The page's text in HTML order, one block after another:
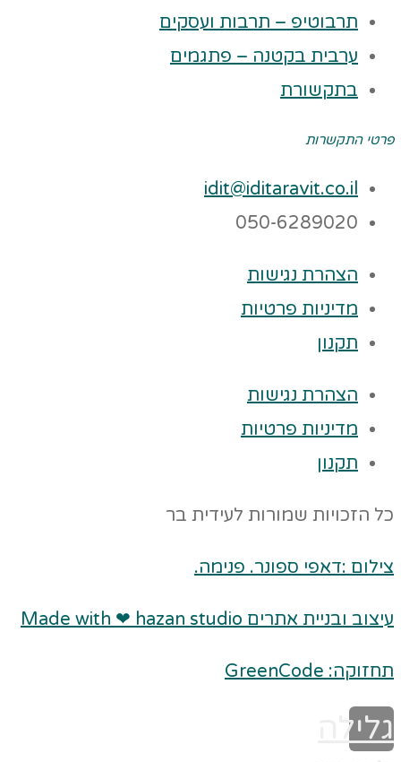
תרבוטיפ – תרבות ועסקים
ערבית בקטנה – פתגמים
בתקשורת
פרטי התקשרות
idit@iditaravit.co.il
050-6289020
הצהרת נגישות
מדיניות פרטיות
תקנון
הצהרת נגישות
מדיניות פרטיות
תקנון
כל הזכויות שמורות לעידית בר
צילום :דאפי ספונר. פנימה.
עיצוב ובניית אתרים Made with ❤ hazan studio
תחזוקה: GreenCode
גלילה